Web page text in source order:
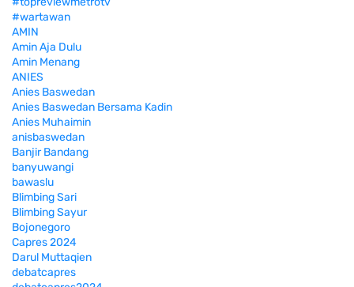
#wartawan
AMIN
Amin Aja Dulu
Amin Menang
ANIES
Anies Baswedan
Anies Baswedan Bersama Kadin
Anies Muhaimin
anisbaswedan
Banjir Bandang
banyuwangi
bawaslu
Blimbing Sari
Blimbing Sayur
Bojonegoro
Capres 2024
Darul Muttaqien
debatcapres